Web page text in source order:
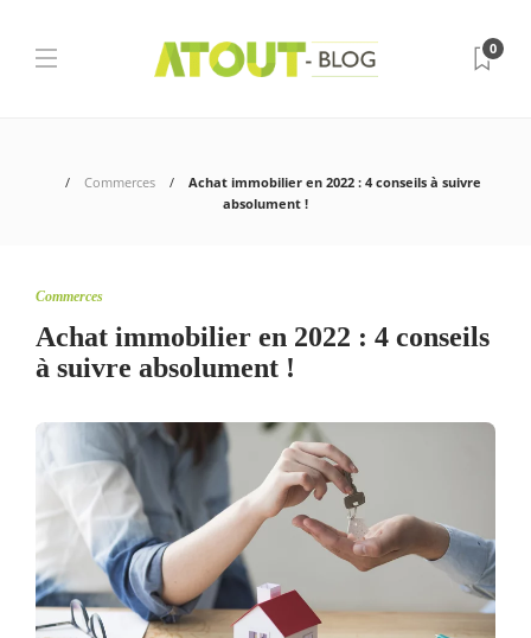
0
Commerces
Achat immobilier en 2022 : 4 conseils à suivre
absolument !
Commerces
Achat immobilier en 2022 : 4 conseils
à suivre absolument !